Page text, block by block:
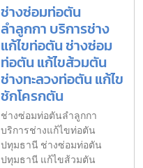
ช่างซ่อมท่อตัน
ลำลูกกา บริการช่าง
แก้ไขท่อตัน ช่างซ่อม
ท่อตัน แก้ไขส้วมตัน
ช่างทะลวงท่อตัน แก้ไข
ชักโครกตัน
ช่างซ่อมท่อตันลำลูกกา
บริการช่างแก้ไขท่อตัน
ปทุมธานี ช่างซ่อมท่อตัน
ปทุมธานี แก้ไขส้วมตัน